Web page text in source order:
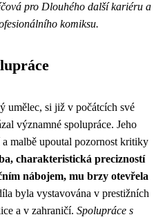
pro Dlouhého další kariéru a
komiksu.
umělec, si již v počátcích své
významné spolupráce. Jeho
malbě upoutal pozornost kritiky
charakteristická precizností
nábojem, mu brzy otevřela
byla vystavována v prestižních
a v zahraničí. Spolupráce s